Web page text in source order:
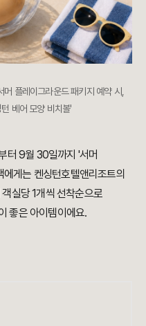
머 플레이그라운드 패키지 예약 시,
베어 모양 비치볼'
터 9월 30일까지 '서머
게는 켄싱턴호텔앤리조트의
객실당 1개씩 선착순으로
좋은 아이템이에요.